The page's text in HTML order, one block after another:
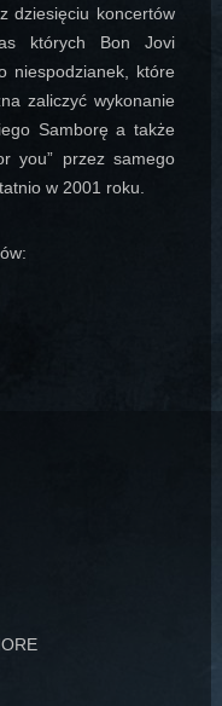
dziesięciu koncertów
których Bon Jovi
niespodzianek, które
zaliczyć wykonanie
Samborę a także
you” przez samego
w 2001 roku.